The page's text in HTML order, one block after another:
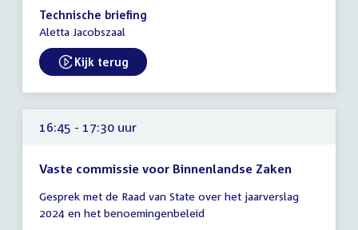
17:30
uur
Technische briefing
Aletta Jacobszaal
External link:
Kijk terug
16:45 - 17:30 uur
Vaste commissie voor Binnenlandse Zaken
vergadering
16:45
Gesprek met de Raad van State over het jaarverslag
2024 en het benoemingenbeleid